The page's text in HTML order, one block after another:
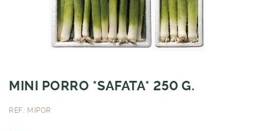
MINI PORRO *SAFATA* 250 G.
REF.: MIPOR